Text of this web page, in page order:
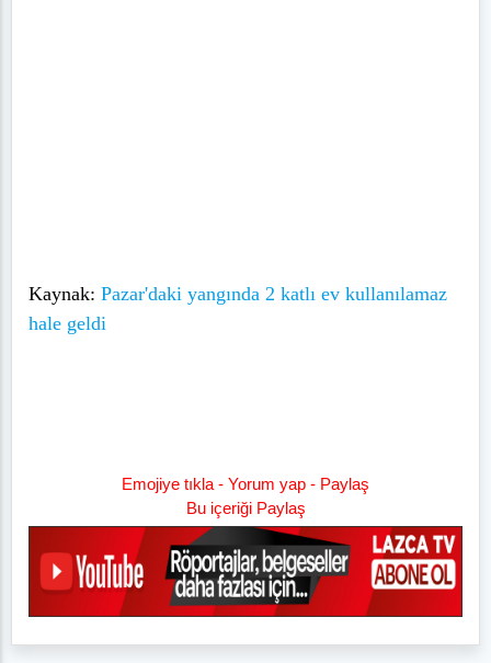
Kaynak: Pazar'daki yangında 2 katlı ev kullanılamaz
hale geldi
Emojiye tıkla - Yorum yap - Paylaş
Bu içeriği Paylaş